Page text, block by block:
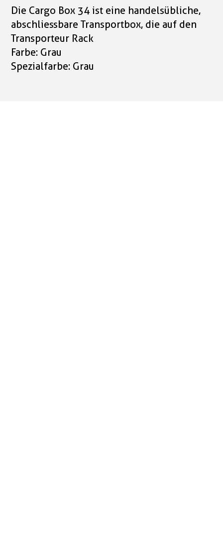
Die Cargo Box 34 ist eine handelsübliche,
abschliessbare Transportbox, die auf den
Transporteur Rack
Farbe: Grau
Spezialfarbe: Grau